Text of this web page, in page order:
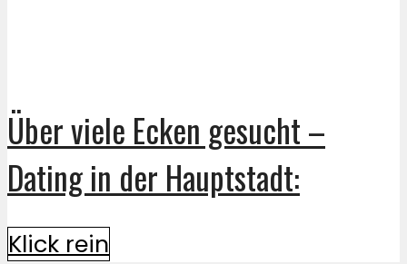
Über viele Ecken gesucht –
Dating in der Hauptstadt:
Klick rein